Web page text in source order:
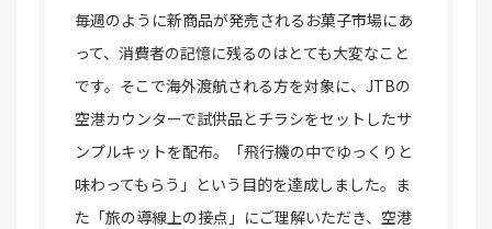
毎週のように新商品が発売されるお菓子市場にあ
って、消費者の記憶に残るのはとても大変なこと
です。そこで海外渡航される方を対象に、JTBの
空港カウンターで試供品とチラシをセットしたサ
ンプルキットを配布。「飛行機の中でゆっくりと
味わってもらう」という目的を達成しました。ま
た「旅の導線上の接点」にご理解いただき、空港